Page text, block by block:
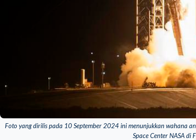
Foto yang dirilis pada 10 September 2024 ini menunjukkan wahana
Space Center NASA di